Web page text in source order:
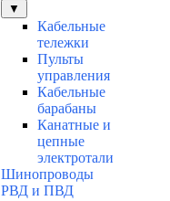
▼
Кабельные
тележки
Пульты
управления
Кабельные
барабаны
Канатные и
цепные
электротали
Шинопроводы
РВД и ПВД